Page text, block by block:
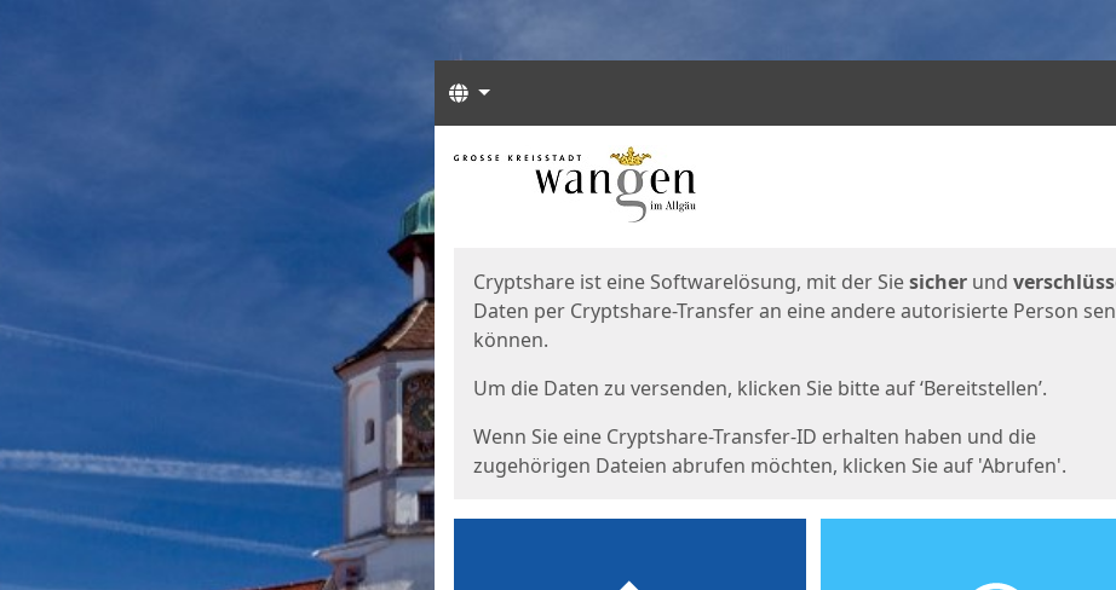
Sprachen
Start
Cryptshare ist eine Softwarelösung, mit der Siesicher und
Daten per Cryptshare-Transfer an eine andere autorisierte Person
können.
Um die Daten zu versenden, klicken Sie bitte auf ‘Bereitstellen’.
Wenn Sie eine Cryptshare-Transfer-ID erhalten haben und die
zugehörigen Dateien abrufen möchten, klicken Sie auf 'Abrufen'.